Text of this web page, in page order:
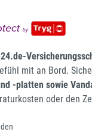
mit an Bord.
-platten sowie
oder den